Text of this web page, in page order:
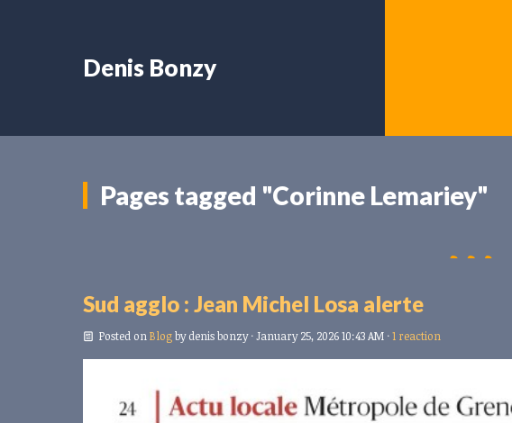
Denis Bonzy
Pages tagged "Corinne Lemariey"
Sud agglo : Jean Michel Losa alerte
Posted on Blogbydenis bonzy· January 25, 2026 10:43 AM ·1 reaction